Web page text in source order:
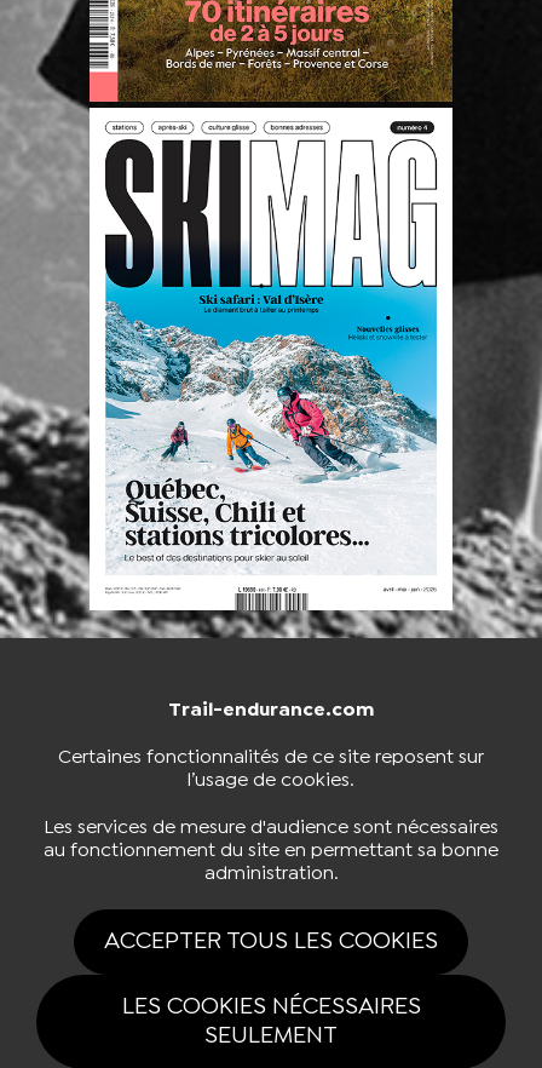
Trail-endurance.com
Certaines fonctionnalités de ce site reposent sur
l’usage de cookies.
Les services de mesure d'audience sont nécessaires
au fonctionnement du site en permettant sa bonne
administration.
ACCEPTER TOUS LES COOKIES
LES COOKIES NÉCESSAIRES
SEULEMENT
NOUS CONTACTER BOUTIQUE
NOUS SUIVRE
Tous drois réservés Trail-endurance.com 2026 |